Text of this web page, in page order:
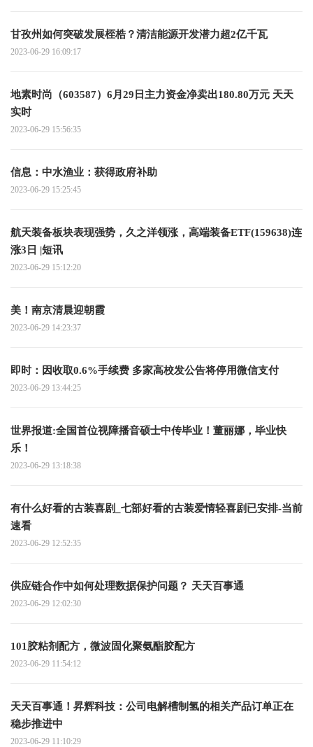
甘孜州如何突破发展桎梏？清洁能源开发潜力超2亿千瓦
2023-06-29 16:09:17
地素时尚（603587）6月29日主力资金净卖出180.80万元 天天
实时
2023-06-29 15:56:35
信息：中水渔业：获得政府补助
2023-06-29 15:25:45
航天装备板块表现强势，久之洋领涨，高端装备ETF(159638)连
涨3日 |短讯
2023-06-29 15:12:20
美！南京清晨迎朝霞
2023-06-29 14:23:37
即时：因收取0.6%手续费 多家高校发公告将停用微信支付
2023-06-29 13:44:25
世界报道:全国首位视障播音硕士中传毕业！董丽娜，毕业快
乐！
2023-06-29 13:18:38
有什么好看的古装喜剧_七部好看的古装爱情轻喜剧已安排-当前
速看
2023-06-29 12:52:35
供应链合作中如何处理数据保护问题？ 天天百事通
2023-06-29 12:02:30
101胶粘剂配方，微波固化聚氨酯胶配方
2023-06-29 11:54:12
天天百事通！昇辉科技：公司电解槽制氢的相关产品订单正在
稳步推进中
2023-06-29 11:10:29